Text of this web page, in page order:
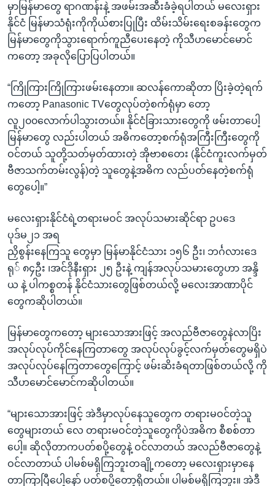
မှာမြန်မာတွေ ရာဂဏန်းနဲ့ အဖမ်းအဆီးခံခဲ့ရပါတယ် မလေးရှား
နိုင်ငံ မြန်မာသံရုံးကိုကိုယ်စားပြုပြီး ထိမ်းသိမ်းရေးစခန်းတွေက
မြန်မာတွေကိုသွားရောက်ကူညီပေးနေတဲ့ ကိုသီဟမောင်မောင်
ကတော့ အခုလိုပြောပြပါတယ်။
“ကြိုကြားကြိုကြားဖမ်းနေတာ။ ဆလန်ကောဆိုတာ ပြိးခဲ့တဲ့ရက်
ကတော့ Panasonic TVတွေလုပ်တဲ့စက်ရုံမှာ တော့
လူ၂၀၀လောက်ပါသွားတယ်။ နိုင်ငံခြားသားတွေကို ဖမ်းတာပေါ့
မြန်မာတွေ လည်းပါတယ် အဓိကတော့စက်ရုံအကြီးကြီးတွေကို
ဝင်တယ် သူတို့သတ်မှတ်ထားတဲ့ အိုဗာစတေး (နိုင်ငံကူးလက်မှတ်
ဗီဇာသက်တမ်းလွန်)တဲ့ သူတွေနဲ့အဓိက လည်ပတ်နေတဲ့စက်ရုံ
တွေပေါ့။”
မလေးရှားနိုင်ငံရဲ့တရားမဝင် အလုပ်သမားဆိုင်ရာ ဥပဒေ
ပုဒ်မ၂၁ အရ
ညှိစွန်းနေကြသူ တွေမှာ မြန်မာနိုင်ငံသား ၁၅၆ ဦး၊ ဘင်္ဂလားဒေ
ရု် ၈၄ဦး ၊အင်ဒိုနီးရှား ၂၅ ဦးနဲ့ ကျန်အလုပ်သမားတွေဟာ အန္ဒိ
ယ နဲ့ ပါကစ္စတန် နိုင်ငံသားတွေဖြစ်တယ်လို့ မလေးအာဏာပိုင်
တွေကဆိုပါတယ်။
မြန်မာတွေကတော့ များသောအားဖြင့် အလည်ဗီဇာတွေနဲလာပြိး
အလုပ်လုပ်ကိုင်နေကြတာတွေ အလုပ်လုပ်ခွင့်လက်မှတ်တွေမရှိပဲ
အလုပ်လုပ်နေကြတာတွေကြောင့် ဖမ်းဆိးခံရတာဖြစ်တယ်လို့ ကို
သီဟမောင်မောင်ကဆိုပါတယ်။
“များသောအားဖြင့် အဲဒီမှာလုပ်နေသူတွေက တရားမဝင်တဲ့သူ
တွေများတယ် လေ တရားမဝင်တဲ့သူတွေကိုပဲအဓိက စီစစ်တာ
ပေါ့။ ဆိုလိုတာကပတ်စပို့တွေနဲ့ ဝင်လာတယ် အလည်ဗီဇာတွေနဲ့
ဝင်လာတာယ် ပါမစ်မရှိကြဘူးတချို့ကတော့ မလေးရှားမှာနေ
တာကြာပြီပေါ့နော် ပတ်စပို့တော့ရှိတယ်။ ပါမစ်မရှိကြဘူး။ အဲဒီ